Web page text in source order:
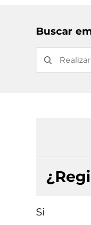
Buscar
Si